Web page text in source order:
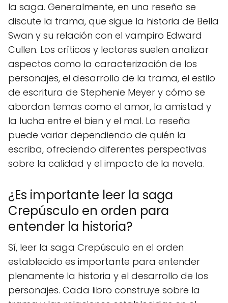
la saga. Generalmente, en una reseña se
discute la trama, que sigue la historia de Bella
Swan y su relación con el vampiro Edward
Cullen. Los críticos y lectores suelen analizar
aspectos como la caracterización de los
personajes, el desarrollo de la trama, el estilo
de escritura de Stephenie Meyer y cómo se
abordan temas como el amor, la amistad y
la lucha entre el bien y el mal. La reseña
puede variar dependiendo de quién la
escriba, ofreciendo diferentes perspectivas
sobre la calidad y el impacto de la novela.
¿Es importante leer la saga
Crepúsculo en orden para
entender la historia?
Sí, leer la saga Crepúsculo en el orden
establecido es importante para entender
plenamente la historia y el desarrollo de los
personajes. Cada libro construye sobre la